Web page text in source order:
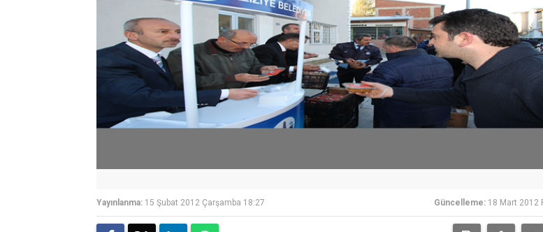
Yayınlanma: 15 Şubat 2012 Çarşamba 18:27 Güncelleme: 18 Mart 2012